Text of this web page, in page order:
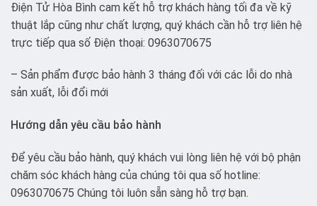
Điện Tử Hòa Bình cam kết hỗ trợ khách hàng tối đa về kỹ
thuật lắp cũng như chất lượng, quý khách cần hỗ trợ liên hệ
trực tiếp qua số Điện thoại: 0963070675
– Sản phẩm được bảo hành 3 tháng đối với các lỗi do nhà
sản xuất, lỗi đổi mới
Hướng dẫn yêu cầu bảo hành
Để yêu cầu bảo hành, quý khách vui lòng liên hệ với bộ phận
chăm sóc khách hàng của chúng tôi qua số hotline:
0963070675 Chúng tôi luôn sẵn sàng hỗ trợ bạn.